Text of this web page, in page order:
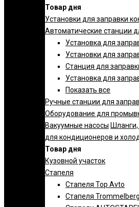
Товар дня
Установки для заправки
Автоматические станции
Установка для
Установки для
Станция для
Установка для
Показать все
Ручные станции для
Оборудование для
Вакуумные насосы
для кондиционеров и
Товар дня
Кузовной участок
Стапеля
Стапеля Top Avto
Стапеля Trommelberg